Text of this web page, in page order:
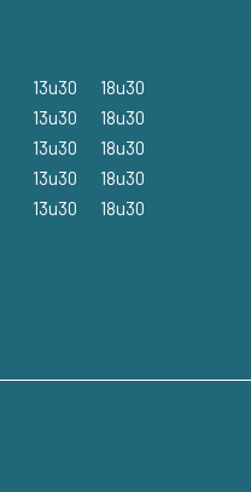
met een operatie,
Welke behandeling het
afhankelijk.
13u30
18u30
13u30
18u30
13u30
18u30
13u30
18u30
13u30
18u30